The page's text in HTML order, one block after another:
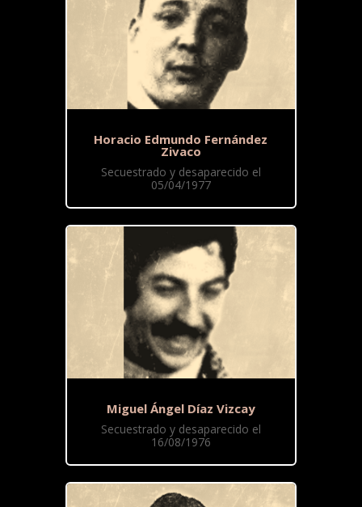
Horacio Edmundo Fernández
Zivaco
Secuestrado y desaparecido el
05/04/1977
Miguel Ángel Díaz Vizcay
Secuestrado y desaparecido el
16/08/1976